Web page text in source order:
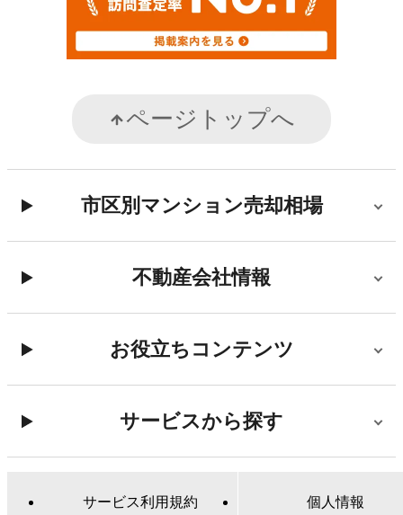
ページトップへ
市区別マンション売却相場
不動産会社情報
お役立ちコンテンツ
サービスから探す
サービス利用規約 個人情報